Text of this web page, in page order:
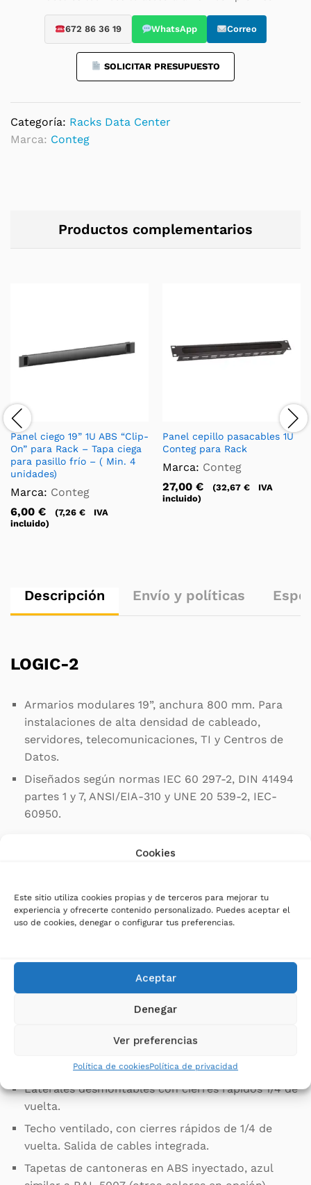
Cookies
Este sitio utiliza cookies propias y de terceros para mejorar tu
experiencia y ofrecerte contenido personalizado. Puedes aceptar el
uso de cookies, denegar o configurar tus preferencias.
Aceptar
Denegar
Ver preferencias
Política de cookiesPolítica de privacidad
microperforadas
672 86 36 19 WhatsApp Correo
SOLICITAR PRESUPUESTO
Categoría: Racks Data Center
Marca: Conteg
Productos complementarios
Panel ciego 19” 1U ABS “Clip-
On” para Rack – Tapa ciega
para pasillo frío – ( Min. 4
unidades)
Marca: Conteg
6,00 € (7,26 €
IVA
incluido)
Panel cepillo pasacables 1U
Conteg para Rack
Marca: Conteg
27,00 € (32,67 €
IVA
incluido)
Descripción Envío y políticas
LOGIC-2
Armarios modulares 19”, anchura 800 mm. Para
instalaciones de alta densidad de cableado,
servidores, telecomunicaciones, TI y Centros de
Datos.
Diseñados según normas IEC 60 297-2, DIN 41494
partes 1 y 7, ANSI/EIA-310 y UNE 20 539-2, IEC-
60950.
cantoneras de fundición de alta resistencia.
4 perfiles 19” interiores desplazables en
Puerta frontal y posterior microperforadas (80%
ventilación). Angulo de apertura 190º.
Cerradura con maneta giratoria y sistema de
montaje/desmontaje de las puertas sin
herramientas.
Laterales desmontables con cierres rápidos 1/4 de
vuelta.
Techo ventilado, con cierres rápidos de 1/4 de
vuelta. Salida de cables integrada.
Tapetas de cantoneras en ABS inyectado, azul